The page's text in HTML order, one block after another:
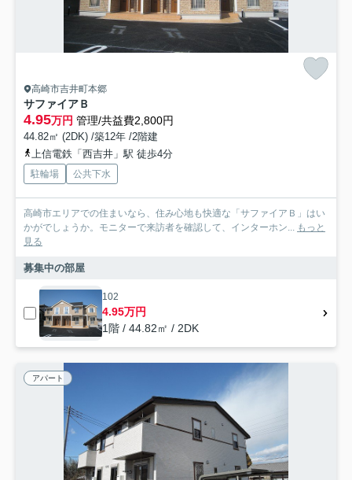
高崎市吉井町本郷
サファイアＢ
4.95万円 管理/共益費2,800円
44.82㎡ (2DK) /築12年 /2階建
上信電鉄「西吉井」駅 徒歩4分
駐輪場 公共下水
高崎市エリアでの住まいなら、住み心地も快適な「サファイアＢ」はい
かがでしょうか。モニターで来訪者を確認して、インターホン... もっと
見る
募集中の部屋
102
4.95万円
1階 / 44.82㎡ / 2DK
アパート